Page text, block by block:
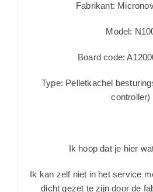
Fabrikant:
Model:
Board code:
Type: Pelletkachel
controller)
Ik hoop dat je hier
Ik kan zelf niet in het service
dicht gezet te zijn door de